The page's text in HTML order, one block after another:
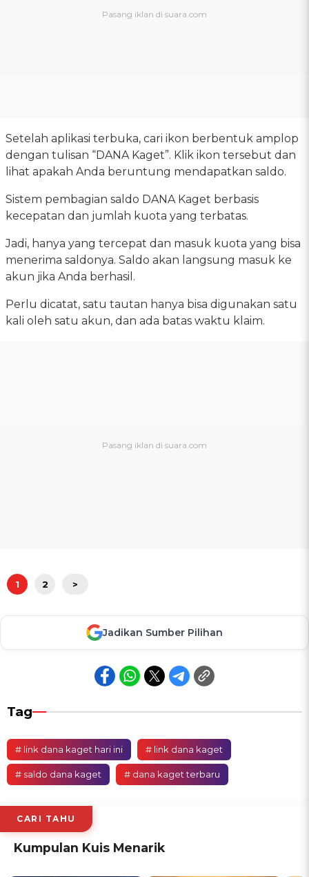
Setelah aplikasi terbuka, cari ikon berbentuk amplop
dengan tulisan “DANA Kaget”. Klik ikon tersebut dan
lihat apakah Anda beruntung mendapatkan saldo.
Sistem pembagian saldo DANA Kaget berbasis
kecepatan dan jumlah kuota yang terbatas.
Jadi, hanya yang tercepat dan masuk kuota yang bisa
menerima saldonya. Saldo akan langsung masuk ke
akun jika Anda berhasil.
Perlu dicatat, satu tautan hanya bisa digunakan satu
kali oleh satu akun, dan ada batas waktu klaim.
1 2 >
Jadikan Sumber Pilihan
Tag
# link dana kaget hari ini # link dana kaget
# saldo dana kaget # dana kaget terbaru
CARI TAHU
Kumpulan Kuis Menarik